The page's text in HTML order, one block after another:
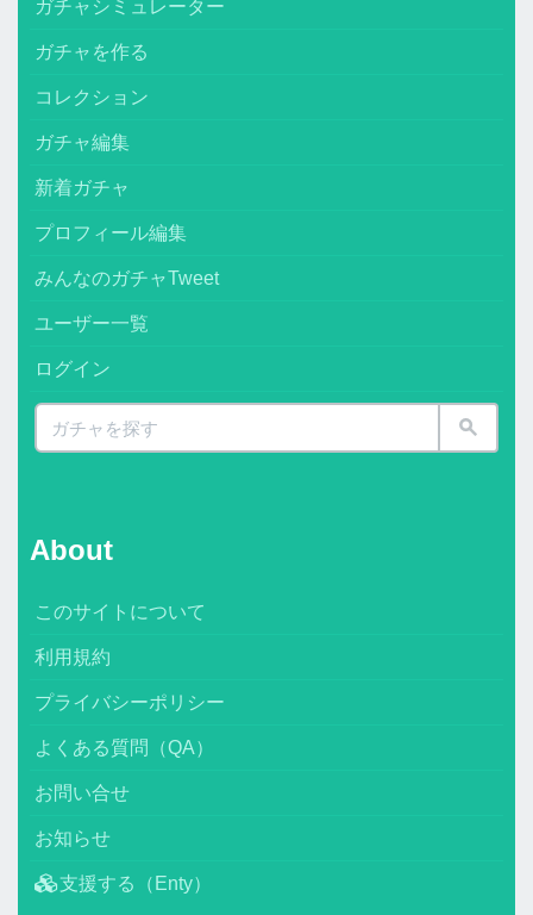
ガチャシミュレーター
ガチャを作る
コレクション
ガチャ編集
新着ガチャ
プロフィール編集
みんなのガチャTweet
ユーザー一覧
ログイン
About
このサイトについて
利用規約
プライバシーポリシー
よくある質問（QA）
お問い合せ
お知らせ
支援する（Enty）